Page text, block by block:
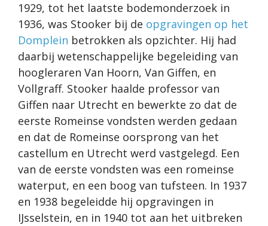
1929, tot het laatste bodemonderzoek in
1936, was Stooker bij de opgravingen op het
Domplein betrokken als opzichter. Hij had
daarbij wetenschappelijke begeleiding van
hoogleraren Van Hoorn, Van Giffen, en
Vollgraff. Stooker haalde professor van
Giffen naar Utrecht en bewerkte zo dat de
eerste Romeinse vondsten werden gedaan
en dat de Romeinse oorsprong van het
castellum en Utrecht werd vastgelegd. Een
van de eerste vondsten was een romeinse
waterput, en een boog van tufsteen. In 1937
en 1938 begeleidde hij opgravingen in
IJsselstein, en in 1940 tot aan het uitbreken